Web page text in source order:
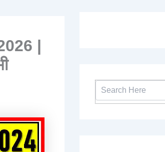
|
Search